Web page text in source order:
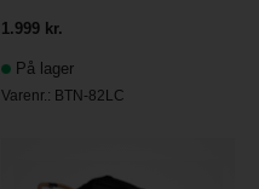
1.999 kr.
På lager
Varenr.: BTN-82LC